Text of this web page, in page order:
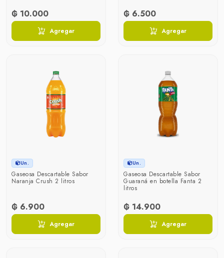
₲ 10.000
Agregar
₲ 6.500
Agregar
Un.
Gaseosa Descartable Sabor
Naranja Crush 2 litros
₲ 6.900
Agregar
Un.
Gaseosa Descartable Sabor
Guaraná en botella Fanta 2
litros
₲ 14.900
Agregar